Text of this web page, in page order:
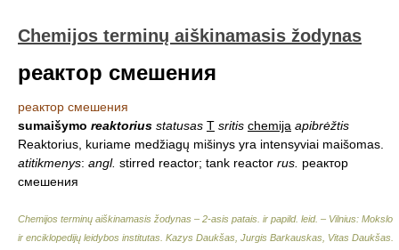
Chemijos terminų aiškinamasis žodynas
реактор смешения
реактор смешения
sumaišymo reaktorius statusas T sritis chemija apibrėžtis
Reaktorius, kuriame medžiagų mišinys yra intensyviai maišomas.
atitikmenys: angl. stirred reactor; tank reactor rus. реактор
смешения
Chemijos terminų aiškinamasis žodynas – 2-asis patais. ir papild. leid. – Vilnius: Mokslo
ir enciklopedijų leidybos institutas Kazys Daukšas, Jurgis Barkauskas, Vitas Daukšas